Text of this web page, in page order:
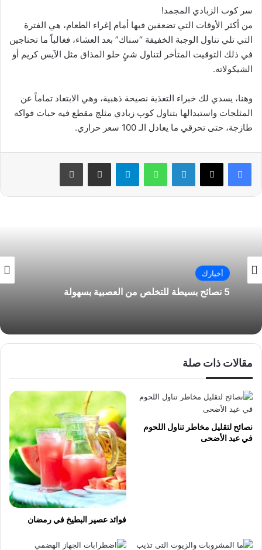
سر كوب الزبادي المجمد!
من أكثر الأوقات التي تضعفين فيها أمام إغراء الطعام، هي الفترة
التي تلي تناول الوجبة الخفيفة “سناك” بعد العشاء، فغالباً ما تحتاجين
في ذلك التوقيت المتأخر لتناول شئٍ حلو المذاق مثل الآيس كريم أو
الشيكولاته.
وهنا، يسدي لك خبراء التغذية نصيحة ذهبية، وهي الابتعاد تماماً عن
المثلجات واستبدالها بتناول كوب زبادي مثلج مقطع فيه حبات فواكه
طازجة، حتى تحرقي ما يعادل الـ 100 سعر حراري.
فيسبوك لينكدإن واتساب
أخبارك
5 نصائح بسيطة للتخلص من العصبية بسهولة
مقالات ذات صلة
نصائح لتقليل مخاطر تناول اللحوم
في عيد الأضحى
فوائد عصير البطيخ في رمضان